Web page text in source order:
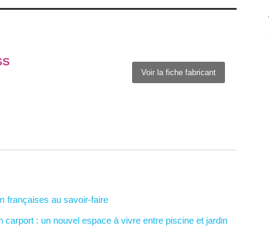
Voir la fiche fabricant
françaises au savoir-faire
: un nouvel espace à vivre entre piscine et jardin